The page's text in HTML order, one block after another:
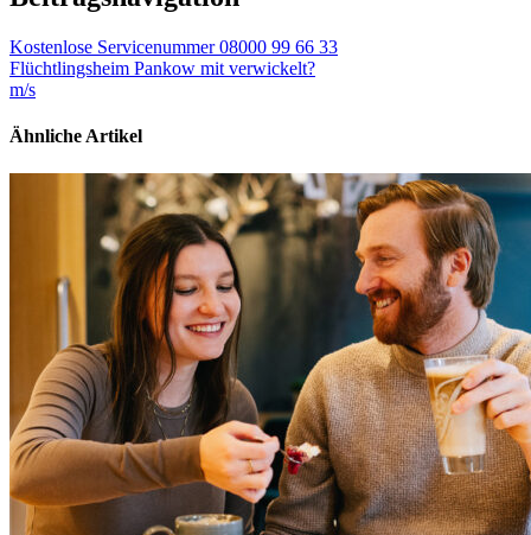
Kostenlose Servicenummer 08000 99 66 33
Flüchtlingsheim Pankow mit verwickelt?
m/s
Ähnliche Artikel